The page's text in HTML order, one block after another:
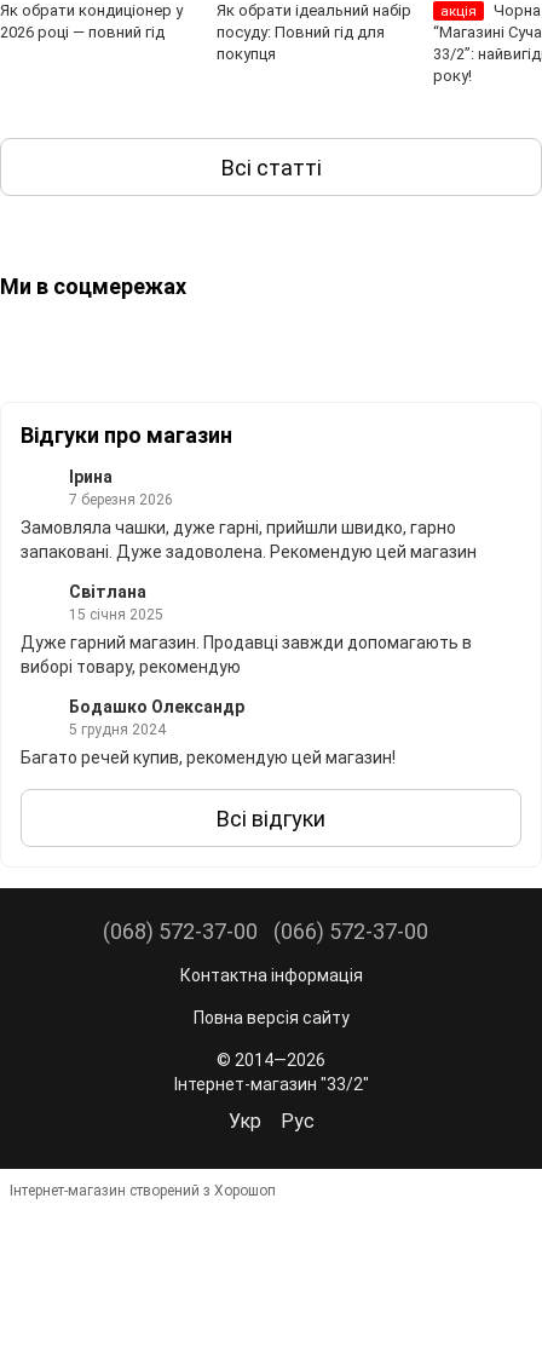
Як обрати кондиціонер у
2026 році — повний гід
Як обрати ідеальний набір
посуду: Повний гід для
покупця
акція
Чорна
“Магазині
33/2”:
року!
Всі статті
Ми в соцмережах
Відгуки про магазин
Ірина
7 березня 2026
Замовляла чашки, дуже гарні, прийшли швидко, гарно
запаковані. Дуже задоволена. Рекомендую цей магазин
Світлана
15 січня 2025
Дуже гарний магазин. Продавці завжди допомагають в
виборі товару, рекомендую
Бодашко Олександр
5 грудня 2024
Багато речей купив, рекомендую цей магазин!
Всі відгуки
(068) 572-37-00 (066) 572-37-00
Контактна інформація
Повна версія сайту
© 2014—2026
Інтернет-магазин "33/2"
Укр Рус
Інтернет-магазин створений з Хорошоп